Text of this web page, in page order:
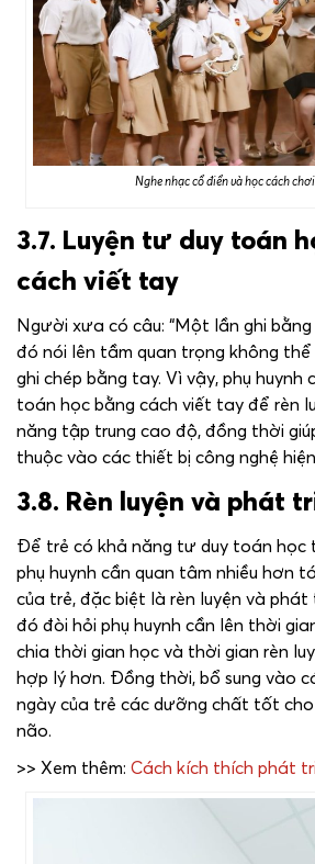
Nghe nhạc cổ điển và học cách
3.7. Luyện tư duy toán
cách viết tay
Người xưa có câu: “Một lần ghi
đó nói lên tầm quan trọng không
ghi chép bằng tay. Vì vậy, phụ
toán học bằng cách viết tay để rèn
năng tập trung cao độ, đồng thời
thuộc vào các thiết bị công nghệ
3.8. Rèn luyện và phát
Để trẻ có khả năng tư duy toán học
phụ huynh cần quan tâm nhiều hơn
của trẻ, đặc biệt là rèn luyện và
đó đòi hỏi phụ huynh cần lên thời
chia thời gian học và thời gian rèn
hợp lý hơn. Đồng thời, bổ sung vào
ngày của trẻ các dưỡng chất tốt
não.
>> Xem thêm: Cách kích thích phát